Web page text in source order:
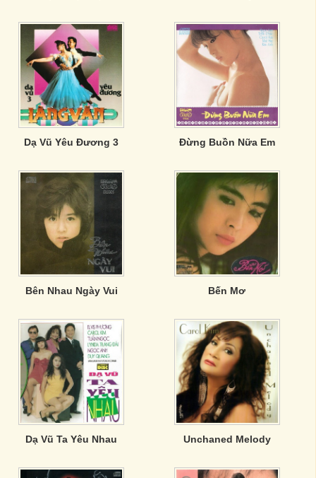
Dạ Vũ Yêu Đương 3 Đừng Buồn Nữa Em
Bên Nhau Ngày Vui Bến Mơ
Dạ Vũ Ta Yêu Nhau Unchaned Melody